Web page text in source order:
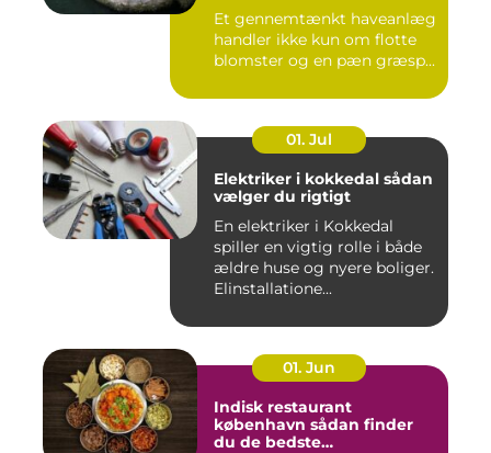
Et gennemtænkt haveanlæg
handler ikke kun om flotte
blomster og en pæn græsp...
01. Jul
Elektriker i kokkedal sådan
vælger du rigtigt
En elektriker i Kokkedal
spiller en vigtig rolle i både
ældre huse og nyere boliger.
Elinstallatione...
01. Jun
Indisk restaurant
københavn sådan finder
du de bedste